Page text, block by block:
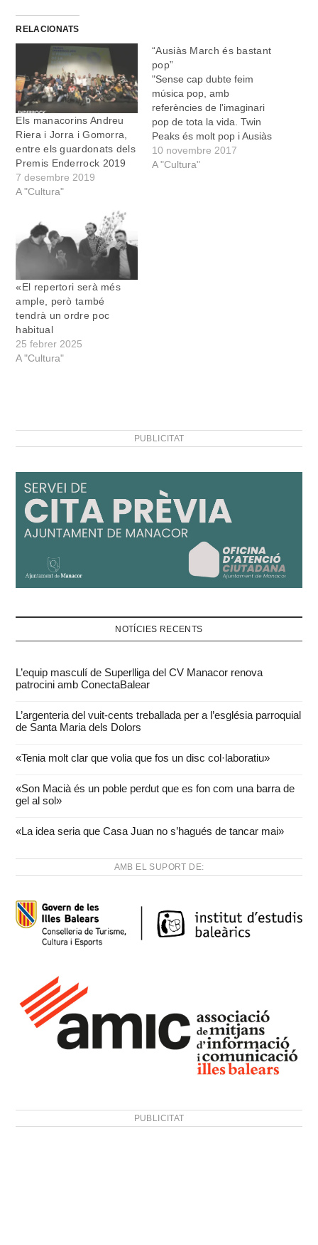
RELACIONATS
Els manacorins Andreu
Riera i Jorra i Gomorra,
entre els guardonats dels
Premis Enderrock 2019
7 desembre 2019
A "Cultura"
“Ausiàs March és bastant
pop”
"Sense cap dubte feim
música pop, amb
referències de l'imaginari
pop de tota la vida. Twin
Peaks és molt pop i Ausiàs
March també és bastant
pop". Sense complexos,
10 novembre 2017
A "Cultura"
«El repertori serà més
ample, però també
tendrà un ordre poc
habitual
25 febrer 2025
A "Cultura"
PUBLICITAT
NOTÍCIES RECENTS
L’equip masculí de Superlliga del CV Manacor renova
patrocini amb ConectaBalear
L’argenteria del vuit-cents treballada per a l’església parroquial
de Santa Maria dels Dolors
«Tenia molt clar que volia que fos un disc col·laboratiu»
«Son Macià és un poble perdut que es fon com una barra de
gel al sol»
«La idea seria que Casa Juan no s’hagués de tancar mai»
AMB EL SUPORT DE:
PUBLICITAT